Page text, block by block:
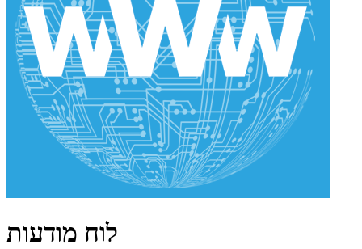
לוח מודעות